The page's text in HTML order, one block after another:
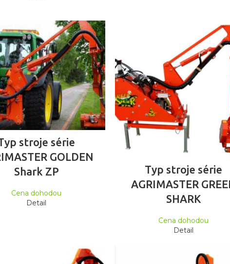
stroje série
GOLDEN
Shark ZP
Cena dohodou
Detail
Typ stroje série
AGRIMASTER
SHARK
Cena dohodou
Detail